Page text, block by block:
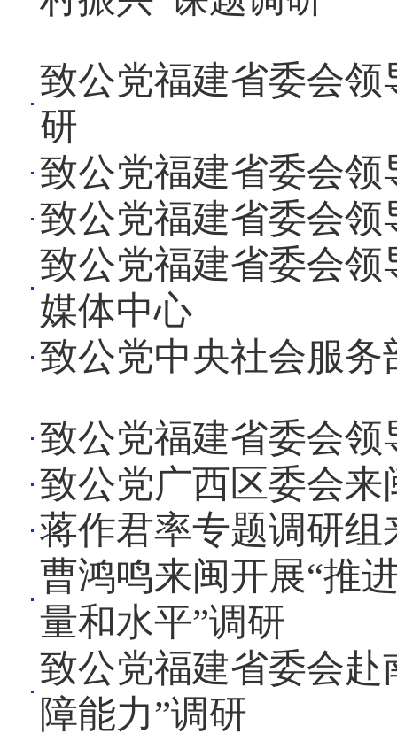
致公党福建省委会领
研
致公党福建省委会
致公党福建省委会领
致公党福建省委会领
媒体中心
致公党中央社会服
致公党福建省委会
致公党广西区委会
蒋作君率专题调研组
曹鸿鸣来闽开展“推
量和水平”调研
致公党福建省委会
障能力”调研